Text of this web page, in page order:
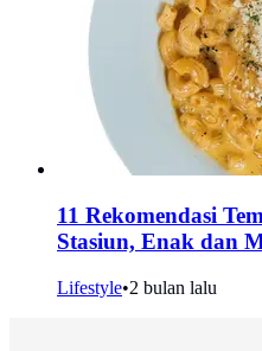
11 Rekomendasi
Stasiun, Enak dan
Lifestyle•2 bulan lalu